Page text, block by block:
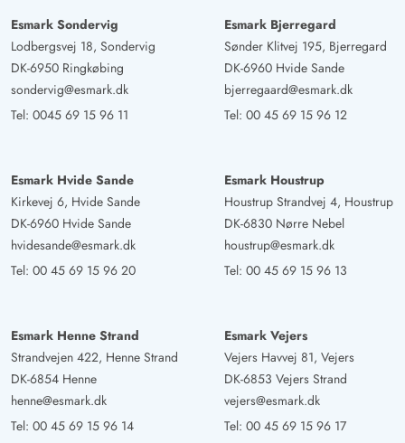
Esmark Sondervig
Lodbergsvej 18, Sondervig
DK-6950 Ringkøbing
sondervig@esmark.dk
Tel: 0045 69 15 96 11
Esmark Bjerregard
Sønder Klitvej 195, Bjerregard
DK-6960 Hvide Sande
bjerregaard@esmark.dk
Tel: 00 45 69 15 96 12
Esmark Hvide Sande
Kirkevej 6, Hvide Sande
DK-6960 Hvide Sande
hvidesande@esmark.dk
Tel: 00 45 69 15 96 20
Esmark Houstrup
Houstrup Strandvej 4, Houstrup
DK-6830 Nørre Nebel
houstrup@esmark.dk
Tel: 00 45 69 15 96 13
Esmark Henne Strand
Strandvejen 422, Henne Strand
DK-6854 Henne
henne@esmark.dk
Tel: 00 45 69 15 96 14
Esmark Vejers
Vejers Havvej 81, Vejers
DK-6853 Vejers Strand
vejers@esmark.dk
Tel: 00 45 69 15 96 17